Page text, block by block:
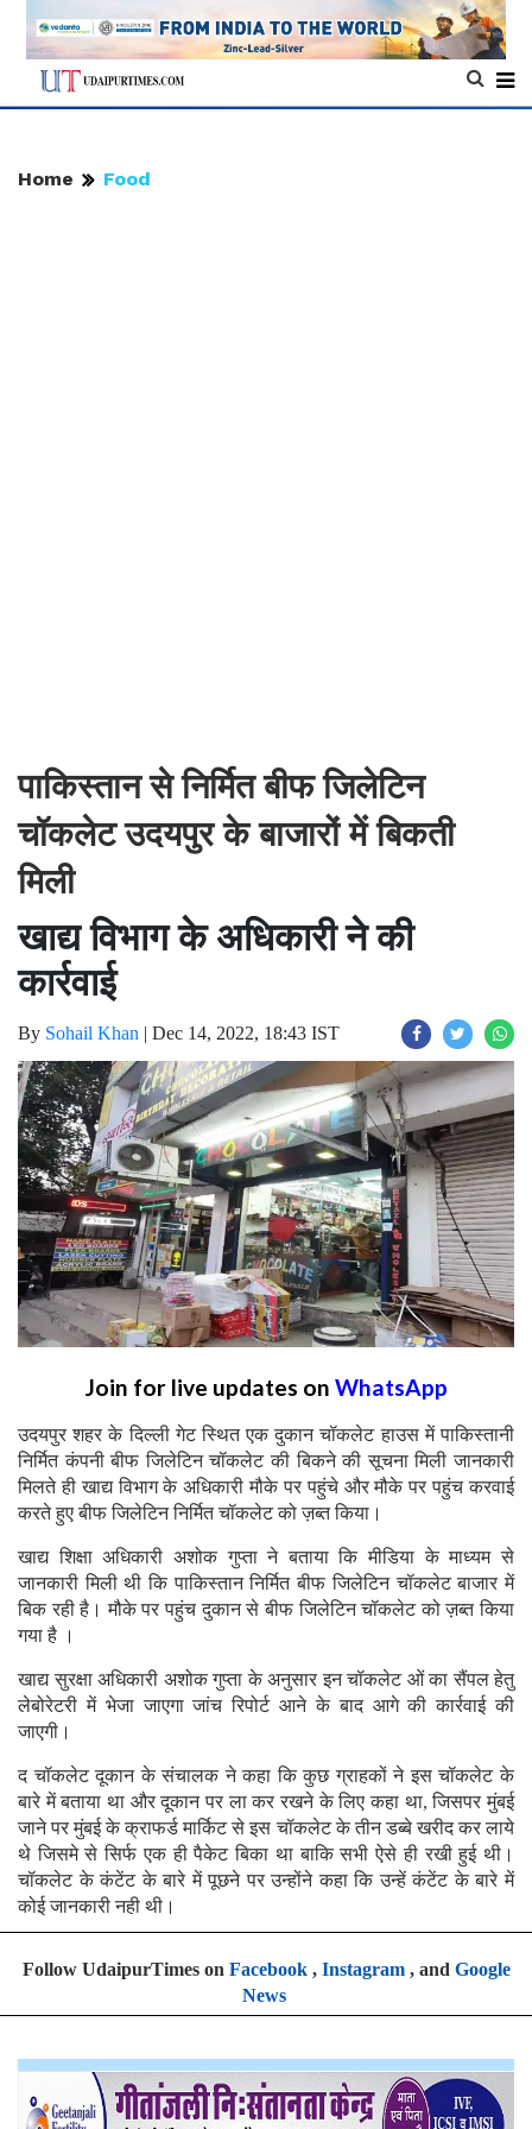
Home Food
पाकिस्तान से निर्मित बीफ जिलेटिन
चॉकलेट उदयपुर के बाजारों में बिकती
मिली
खाद्य विभाग के अधिकारी ने की
कार्रवाई
By Sohail Khan | Dec 14, 2022, 18:43 IST
Join for live updates on WhatsApp
उदयपुर शहर के दिल्ली गेट स्थित एक दुकान चॉकलेट हाउस में पाकिस्तानी
निर्मित कंपनी बीफ जिलेटिन चॉकलेट की बिकने की सूचना मिली जानकारी
मिलते ही खाद्य विभाग के अधिकारी मौके पर पहुंचे और मौके पर पहुंच करवाई
करते हुए बीफ जिलेटिन निर्मित चॉकलेट को ज़ब्त किया।
खाद्य शिक्षा अधिकारी अशोक गुप्ता ने बताया कि मीडिया के माध्यम से
जानकारी मिली थी कि पाकिस्तान निर्मित बीफ जिलेटिन चॉकलेट बाजार में
बिक रही है। मौके पर पहुंच दुकान से बीफ जिलेटिन चॉकलेट को ज़ब्त किया
गया है ।
खाद्य सुरक्षा अधिकारी अशोक गुप्ता के अनुसार इन चॉकलेट ओं का सैंपल हेतु
लेबोरेटरी में भेजा जाएगा जांच रिपोर्ट आने के बाद आगे की कार्रवाई की
जाएगी।
द चॉकलेट दूकान के संचालक ने कहा कि कुछ ग्राहकों ने इस चॉकलेट के
बारे में बताया था और दूकान पर ला कर रखने के लिए कहा था, जिसपर मुंबई
जाने पर मुंबई के क्राफर्ड मार्किट से इस चॉकलेट के तीन डब्बे खरीद कर लाये
थे जिसमे से सिर्फ एक ही पैकेट बिका था बाकि सभी ऐसे ही रखी हुई थी।
चॉकलेट के कंटेंट के बारे में पूछने पर उन्होंने कहा कि उन्हें कंटेंट के बारे में
कोई जानकारी नही थी।
Follow UdaipurTimes on Facebook, Instagram, and Google
News